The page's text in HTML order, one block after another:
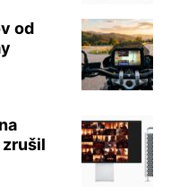
od
zrušil